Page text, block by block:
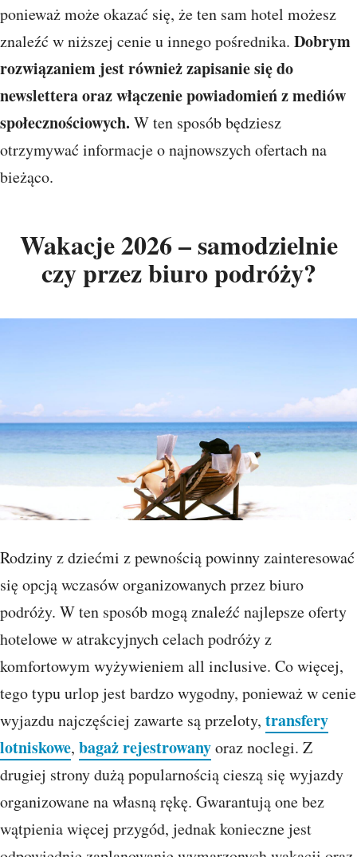
ponieważ może okazać się, że ten sam hotel możesz
znaleźć w niższej cenie u innego pośrednika. Dobrym
rozwiązaniem jest również zapisanie się do
newslettera oraz włączenie powiadomień z mediów
społecznościowych. W ten sposób będziesz
otrzymywać informacje o najnowszych ofertach na
bieżąco.
Wakacje 2026 – samodzielnie
czy przez biuro podróży?
Rodziny z dziećmi z pewnością powinny zainteresować
się opcją wczasów organizowanych przez biuro
podróży. W ten sposób mogą znaleźć najlepsze oferty
hotelowe w atrakcyjnych celach podróży z
komfortowym wyżywieniem all inclusive. Co więcej,
tego typu urlop jest bardzo wygodny, ponieważ w cenie
wyjazdu najczęściej zawarte są przeloty, transfery
lotniskowe, bagaż rejestrowanyoraz noclegi. Z
drugiej strony dużą popularnością cieszą się wyjazdy
organizowane na własną rękę. Gwarantują one bez
wątpienia więcej przygód, jednak konieczne jest